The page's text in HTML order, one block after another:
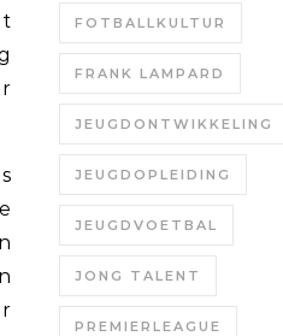
FOTBALLKULTUR
FRANK LAMPARD
JEUGDONTWIKKELING
JEUGDOPLEIDING
JEUGDVOETBAL
JONG TALENT
PREMIERLEAGUE